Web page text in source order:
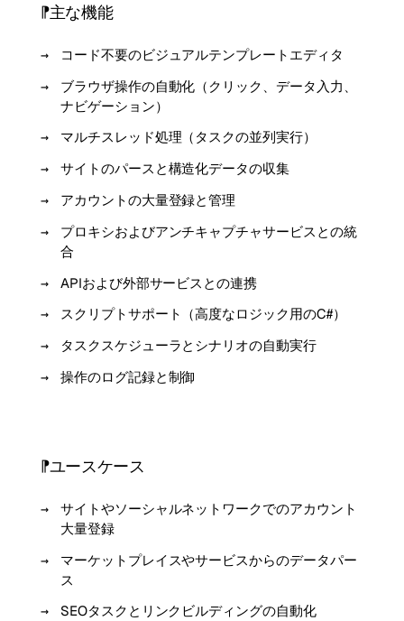
主な機能
コード不要のビジュアルテンプレートエディタ
ブラウザ操作の自動化（クリック、データ入力、
ナビゲーション）
マルチスレッド処理（タスクの並列実行）
サイトのパースと構造化データの収集
アカウントの大量登録と管理
プロキシおよびアンチキャプチャサービスとの統
合
APIおよび外部サービスとの連携
スクリプトサポート（高度なロジック用のC#）
タスクスケジューラとシナリオの自動実行
操作のログ記録と制御
ユースケース
サイトやソーシャルネットワークでのアカウント
大量登録
マーケットプレイスやサービスからのデータパー
ス
SEOタスクとリンクビルディングの自動化